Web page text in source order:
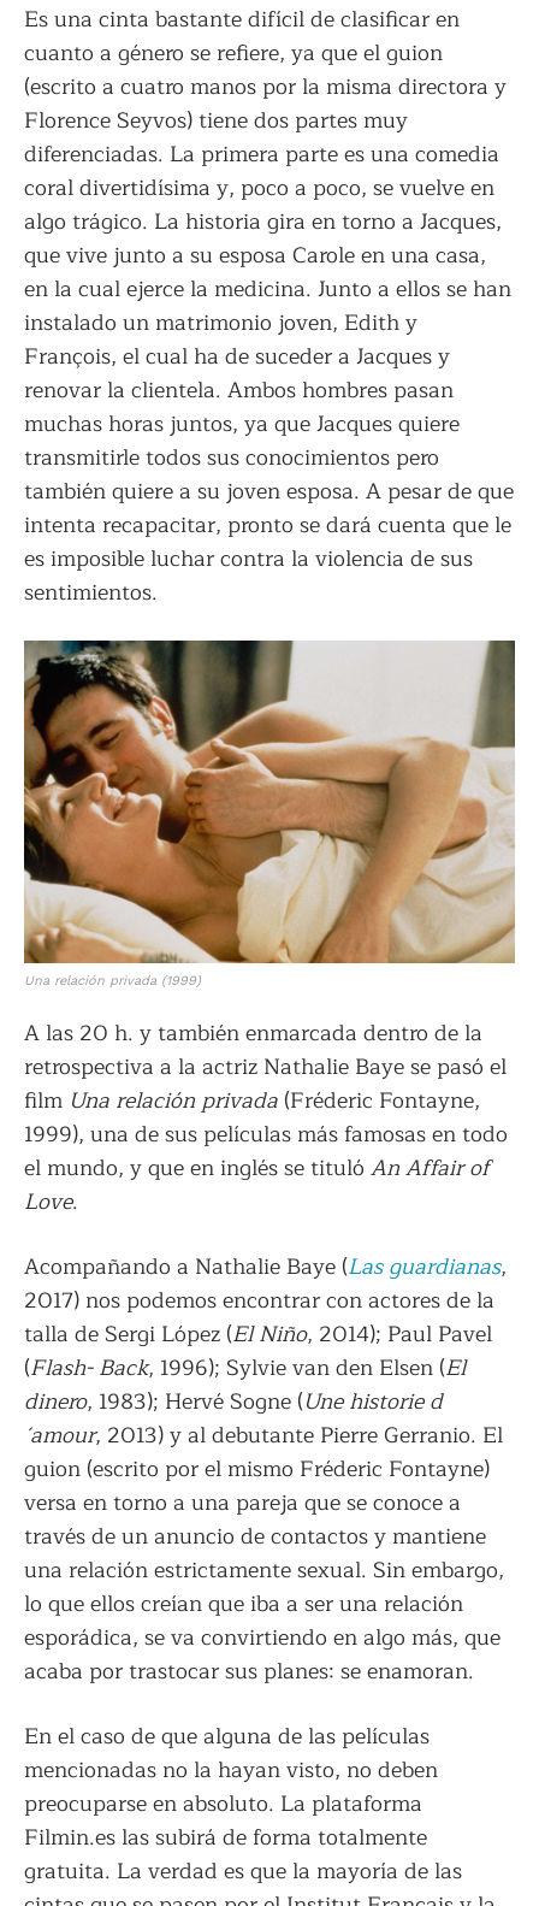
Es una cinta bastante difícil de clasificar en
cuanto a género se refiere, ya que el guion
(escrito a cuatro manos por la misma directora y
Florence Seyvos) tiene dos partes muy
diferenciadas. La primera parte es una comedia
coral divertidísima y, poco a poco, se vuelve en
algo trágico. La historia gira en torno a Jacques,
que vive junto a su esposa Carole en una casa,
en la cual ejerce la medicina. Junto a ellos se han
instalado un matrimonio joven, Edith y
François, el cual ha de suceder a Jacques y
renovar la clientela. Ambos hombres pasan
muchas horas juntos, ya que Jacques quiere
transmitirle todos sus conocimientos pero
también quiere a su joven esposa. A pesar de que
intenta recapacitar, pronto se dará cuenta que le
es imposible luchar contra la violencia de sus
sentimientos.
Una relación privada (1999)
A las 20 h. y también enmarcada dentro de la
retrospectiva a la actriz Nathalie Baye se pasó el
film Una relación privada (Fréderic Fontayne,
1999), una de sus películas más famosas en todo
el mundo, y que en inglés se tituló An Affair of
Love.
Acompañando a Nathalie Baye (Las guardianas,
2017) nos podemos encontrar con actores de la
talla de Sergi López (El Niño, 2014); Paul Pavel
(Flash- Back, 1996); Sylvie van den Elsen (El
dinero, 1983); Hervé Sogne (Une historie d
´amour, 2013) y al debutante Pierre Gerranio. El
guion (escrito por el mismo Fréderic Fontayne)
versa en torno a una pareja que se conoce a
través de un anuncio de contactos y mantiene
una relación estrictamente sexual. Sin embargo,
lo que ellos creían que iba a ser una relación
esporádica, se va convirtiendo en algo más, que
acaba por trastocar sus planes: se enamoran.
En el caso de que alguna de las películas
mencionadas no la hayan visto, no deben
preocuparse en absoluto. La plataforma
Filmin.es las subirá de forma totalmente
gratuita. La verdad es que la mayoría de las